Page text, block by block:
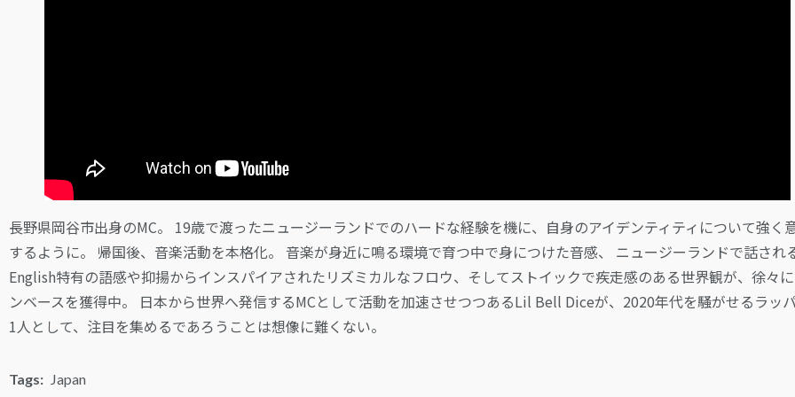
長野県岡谷市出身のMC。 19歳で渡ったニュージーランドでのハードな経験を機に、自身のアイデンティティについて強く
するように。 帰国後、音楽活動を本格化。 音楽が身近に鳴る環境で育つ中で身につけた音感、 ニュージーランドで話され
English特有の語感や抑揚からインスパイアされたリズミカルなフロウ、そしてストイックで疾走感のある世界観が、徐々
ンベースを獲得中。 日本から世界へ発信するMCとして活動を加速させつつあるLil Bell Diceが、2020年代を騒がせるラッ
1人として、注目を集めるであろうことは想像に難くない。
Tags: Japan